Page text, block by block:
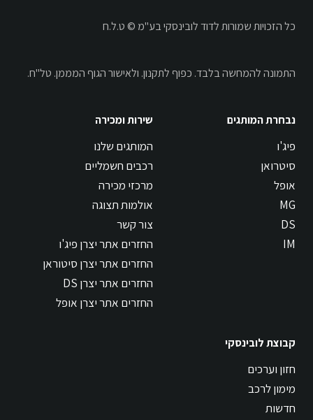
כל הזכויות שמורות לדוד לובינסקי בע"מ © ט.ל.ח
התמונה להמחשה בלבד. כפוף לתקנון. ולאישור הגוף המממן. טל"ח.
נבחרת המותגים
פיג'ו
סיטרואן
אופל
MG
DS
IM
שירות ומכירה
המותגים שלנו
רכבים חשמליים
מרכזי מכירה
אולמות תצוגה
צור קשר
החזרים אתר יצרן פיג'ו
החזרים אתר יצרן סיטוראן
החזרים אתר יצרן DS
החזרים אתר יצרן אופל
קבוצת לובינסקי
חזון וערכים
מימון לרכב
חדשות